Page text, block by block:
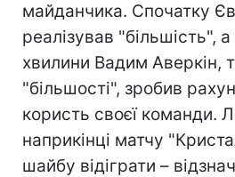
майданчика. Спочатку
реалізував "більшість",
хвилини Вадим Аверкін,
"більшості", зробив
користь своєї команди.
наприкінці матчу
шайбу відіграти –